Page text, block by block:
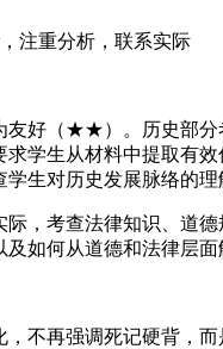
注重分析，联系实际
友好（★★）。历史部
学生从材料中提取有
生对历史发展脉络的理
，考查法律知识、道
如何从道德和法律层
不再强调死记硬背，